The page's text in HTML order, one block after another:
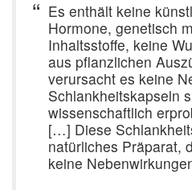
Es enthält keine
Hormone, genetisch
Inhaltsstoffe, keine
aus pflanzlichen
verursacht es keine
Schlankheitskapseln
wissenschaftlich
[…] Diese
natürliches Präparat,
keine